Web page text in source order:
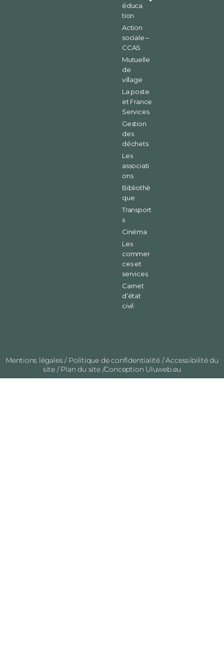
éduca
tion
Action
sociale –
CCAS
Mutuelle
de
village
La poste
et France
Services
Gestion
des
déchets
Les
associati
ons
Bibliothè
que
Transport
s
Cinéma
Les
commer
ces et
services
Carnet
d’état
civil
Mentions légales / Politique de confidentialité /Accessibilité du
site/Plan du site/Conception Uluweb.eu